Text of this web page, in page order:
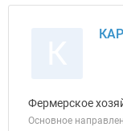
Фермерское
Основное